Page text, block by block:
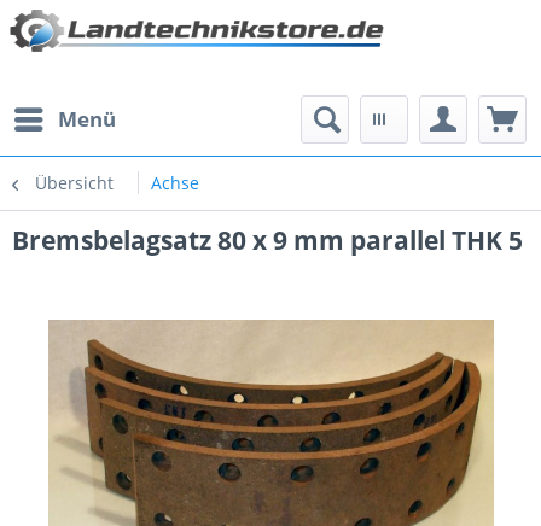
Menü
Übersicht Achse
Bremsbelagsatz 80 x 9 mm parallel THK 5